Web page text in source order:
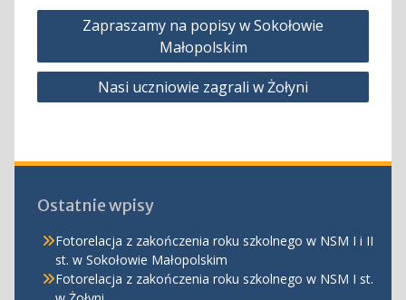
Nawigacja
Zapraszamy na popisy w Sokołowie
Małopolskim
Nasi uczniowie zagrali w Żołyni
Ostatnie wpisy
Fotorelacja z zakończenia roku szkolnego w NSM I i II
st. w Sokołowie Małopolskim
Fotorelacja z zakończenia roku szkolnego w NSM I st.